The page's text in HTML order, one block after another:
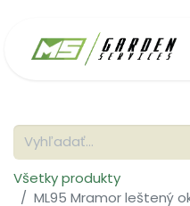
Všetky produkty
ML95 Mramor leštený